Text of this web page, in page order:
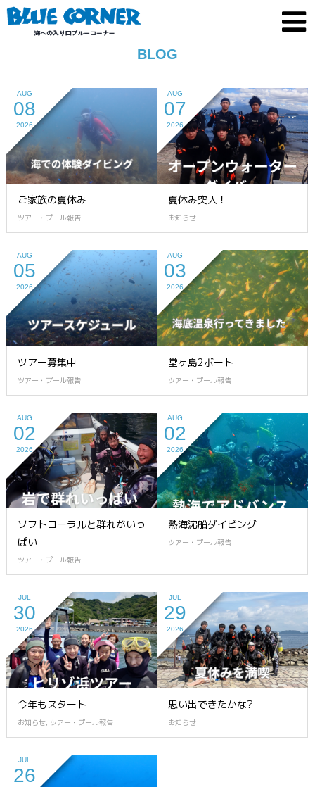
BLOG
AUG
08
2026
ご家族の夏休み
ツアー・プール報告
AUG
07
2026
夏休み突入！
お知らせ
AUG
05
2026
ツアー募集中
ツアー・プール報告
AUG
03
2026
堂ヶ島2ボート
ツアー・プール報告
AUG
02
2026
ソフトコーラルと群れがいっ
ぱい
ツアー・プール報告
AUG
02
2026
熱海沈船ダイビング
ツアー・プール報告
JUL
30
2026
今年もスタート
お知らせ, ツアー・プール報告
JUL
29
2026
思い出できたかな?
お知らせ
JUL
26